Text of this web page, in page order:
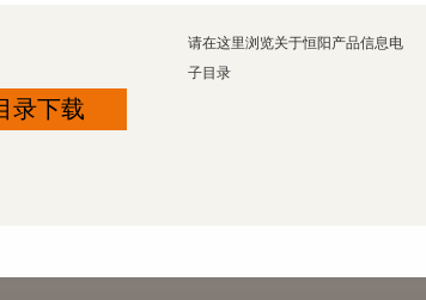
录下载
请在这里浏览关于恒阳产品信息电
子目录